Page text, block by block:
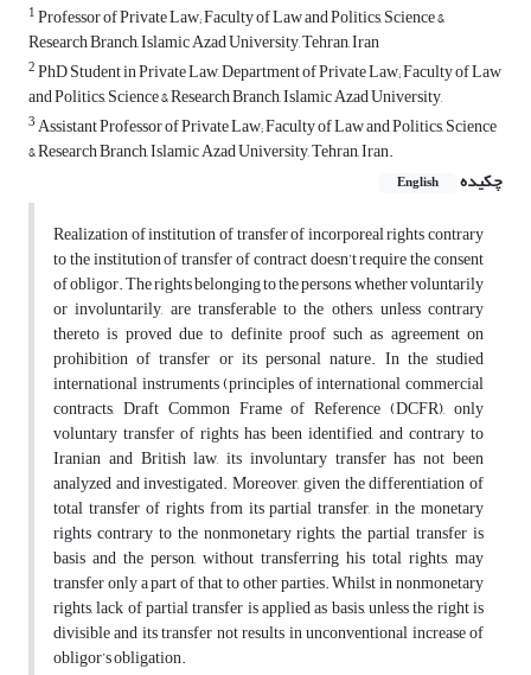
1Professor of Private Law; Faculty of Law and Politics, Science &
Research Branch, Islamic Azad University, Tehran, Iran
2PhD Student in Private Law, Department of Private Law; Faculty of Law
and Politics, Science & Research Branch, Islamic Azad University,
3Assistant Professor of Private Law; Faculty of Law and Politics, Science
& Research Branch, Islamic Azad University, Tehran, Iran.
چکیده
English
Realization of institution of transfer of incorporeal rights contrary
to the institution of transfer of contract doesn’t require the consent
of obligor. The rights belonging to the persons, whether voluntarily
or involuntarily, are transferable to the others, unless contrary
thereto is proved due to definite proof such as agreement on
prohibition of transfer or its personal nature. In the studied
international instruments (principles of international commercial
contracts, Draft Common Frame of Reference (DCFR), only
voluntary transfer of rights has been identified, and contrary to
Iranian and British law, its involuntary transfer has not been
analyzed and investigated. Moreover, given the differentiation of
total transfer of rights from its partial transfer, in the monetary
rights contrary to the nonmonetary rights, the partial transfer is
basis and the person, without transferring his total rights, may
transfer only a part of that to other parties. Whilst in nonmonetary
rights, lack of partial transfer is applied as basis, unless the right is
divisible and its transfer not results in unconventional increase of
obligor’s obligation.